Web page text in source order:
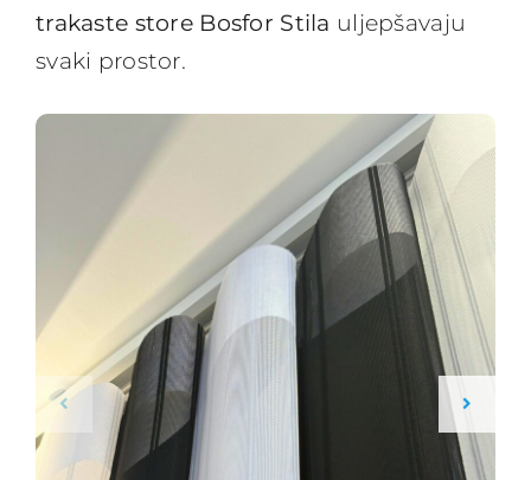
trakaste store Bosfor Stila uljepšavaju
svaki prostor.